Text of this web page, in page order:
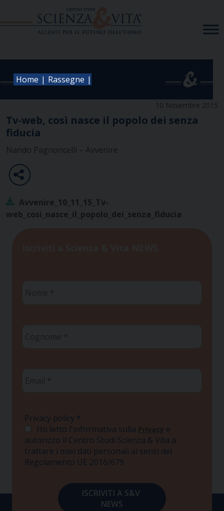
Home | Rassegne |
10 Novembre 2015
Tv-web, così nasce il popolo dei senza
fiducia
Nando Pagnoncelli – Avvenire
Avvenire_10_11_15_Tv-
web_cosi_nasce_il_popolo_dei_senza_fiducia
Privacy policy *
Ho letto l'informativa sulla Privacy e
autorizzo il Centro Studi Scienza & Vita a
trattare i miei dati personali ai sensi del
Regolamento UE 2016/679